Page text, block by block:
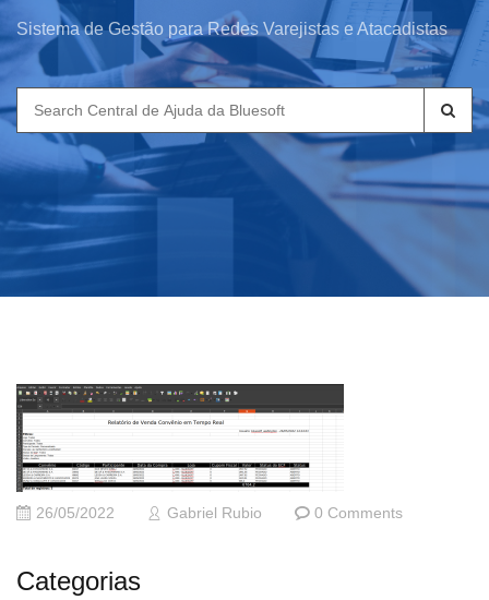
Sistema de Gestão para Redes Varejistas e Atacadistas
Search
for:
26/05/2022 Gabriel Rubio 0 Comments
Categorias